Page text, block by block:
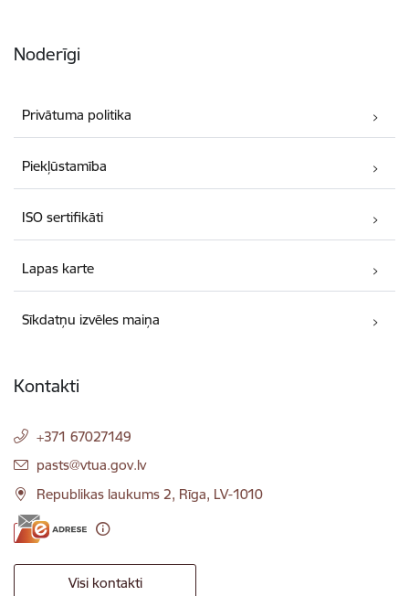
Noderīgi
Privātuma politika
Piekļūstamība
ISO sertifikāti
Lapas karte
Sīkdatņu izvēles maiņa
Kontakti
+371 67027149
E-pasts:
pasts@vtua.gov.lv
Republikas laukums 2, Rīga, LV-1010
Visi kontakti